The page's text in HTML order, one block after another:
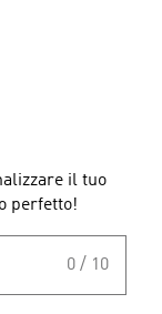
il tuo
perfetto!
0 / 10